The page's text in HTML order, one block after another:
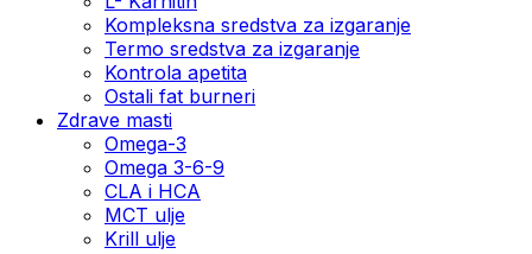
Kompleksna sredstva za izgaranje
Termo sredstva za izgaranje
Kontrola apetita
Ostali fat burneri
Zdrave masti
Omega-3
Omega 3-6-9
CLA i HCA
MCT ulje
Krill ulje